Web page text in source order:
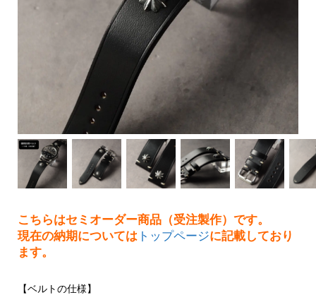
こちらはセミオーダー商品（受注製作）です。
現在の納期についてはトップページに記載しており
ます。
【ベルトの仕様】